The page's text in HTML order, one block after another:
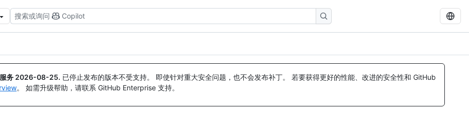
搜索或询问 Copilot
务 2026-08-25. 已停止发布的版本不受支持。 即使针对重大安全问题，也不会发布补丁。 若要获得更好的性能、改进的安全性和 GitHub
。 如需升级帮助，请联系 GitHub Enterprise 支持。